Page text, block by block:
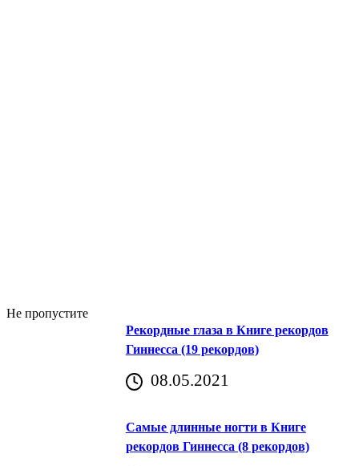
Не пропустите
Рекордные глаза в Книге рекордов
Гиннесса (19 рекордов)
08.05.2021
Самые длинные ногти в Книге
рекордов Гиннесса (8 рекордов)